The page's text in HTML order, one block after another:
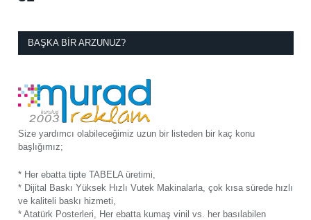
BAŞKA BIR ARZUNUZ?
Size yardımcı olabileceğimiz uzun bir listeden bir kaç konu
başlığımız;
* Her ebatta tipte TABELA üretimi,
* Dijital Baskı Yüksek Hızlı Vutek Makinalarla, çok kısa sürede hızlı
ve kaliteli baskı hizmeti,
* Atatürk Posterleri, Her ebatta kumaş vinil vs. her basılabilen